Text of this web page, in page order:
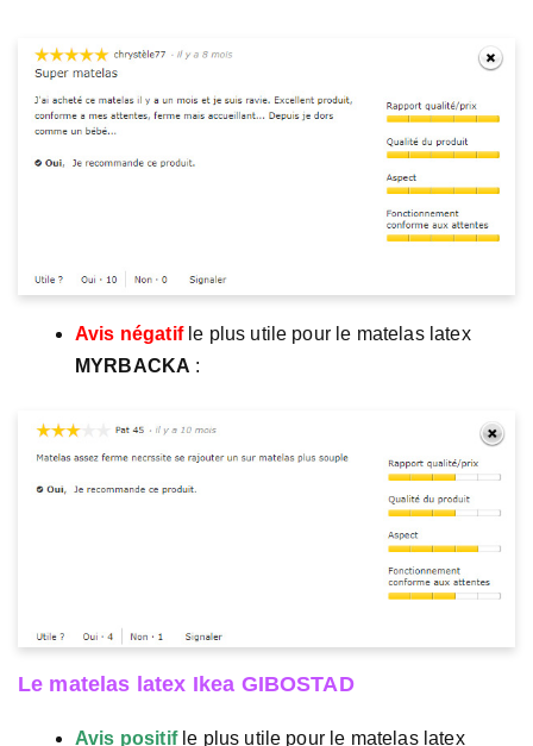
Avis négatifle plus utile pour le matelas latex
MYRBACKA :
Le matelas latex Ikea GIBOSTAD
Avis positif le plus utile pour le matelas latex